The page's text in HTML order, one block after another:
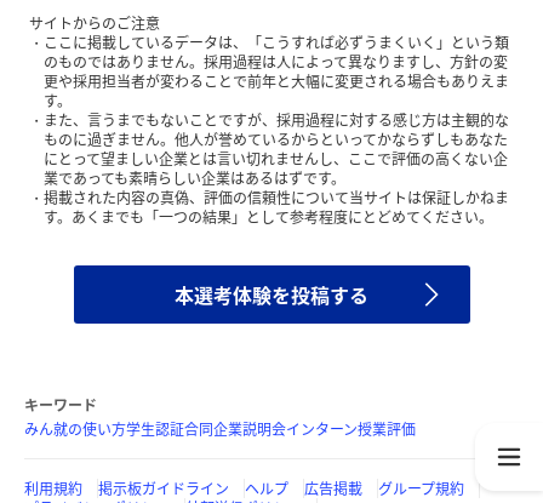
サイトからのご注意
ここに掲載しているデータは、「こうすれば必ずうまくいく」という類
のものではありません。採用過程は人によって異なりますし、方針の変
更や採用担当者が変わることで前年と大幅に変更される場合もありえま
す。
また、言うまでもないことですが、採用過程に対する感じ方は主観的な
ものに過ぎません。他人が誉めているからといってかならずしもあなた
にとって望ましい企業とは言い切れませんし、ここで評価の高くない企
業であっても素晴らしい企業はあるはずです。
掲載された内容の真偽、評価の信頼性について当サイトは保証しかねま
す。あくまでも「一つの結果」として参考程度にとどめてください。
本選考体験を投稿する
キーワード
みん就の使い方学生認証合同企業説明会インターン授業評価
利用規約 掲示板ガイドライン ヘルプ 広告掲載
グループ規約